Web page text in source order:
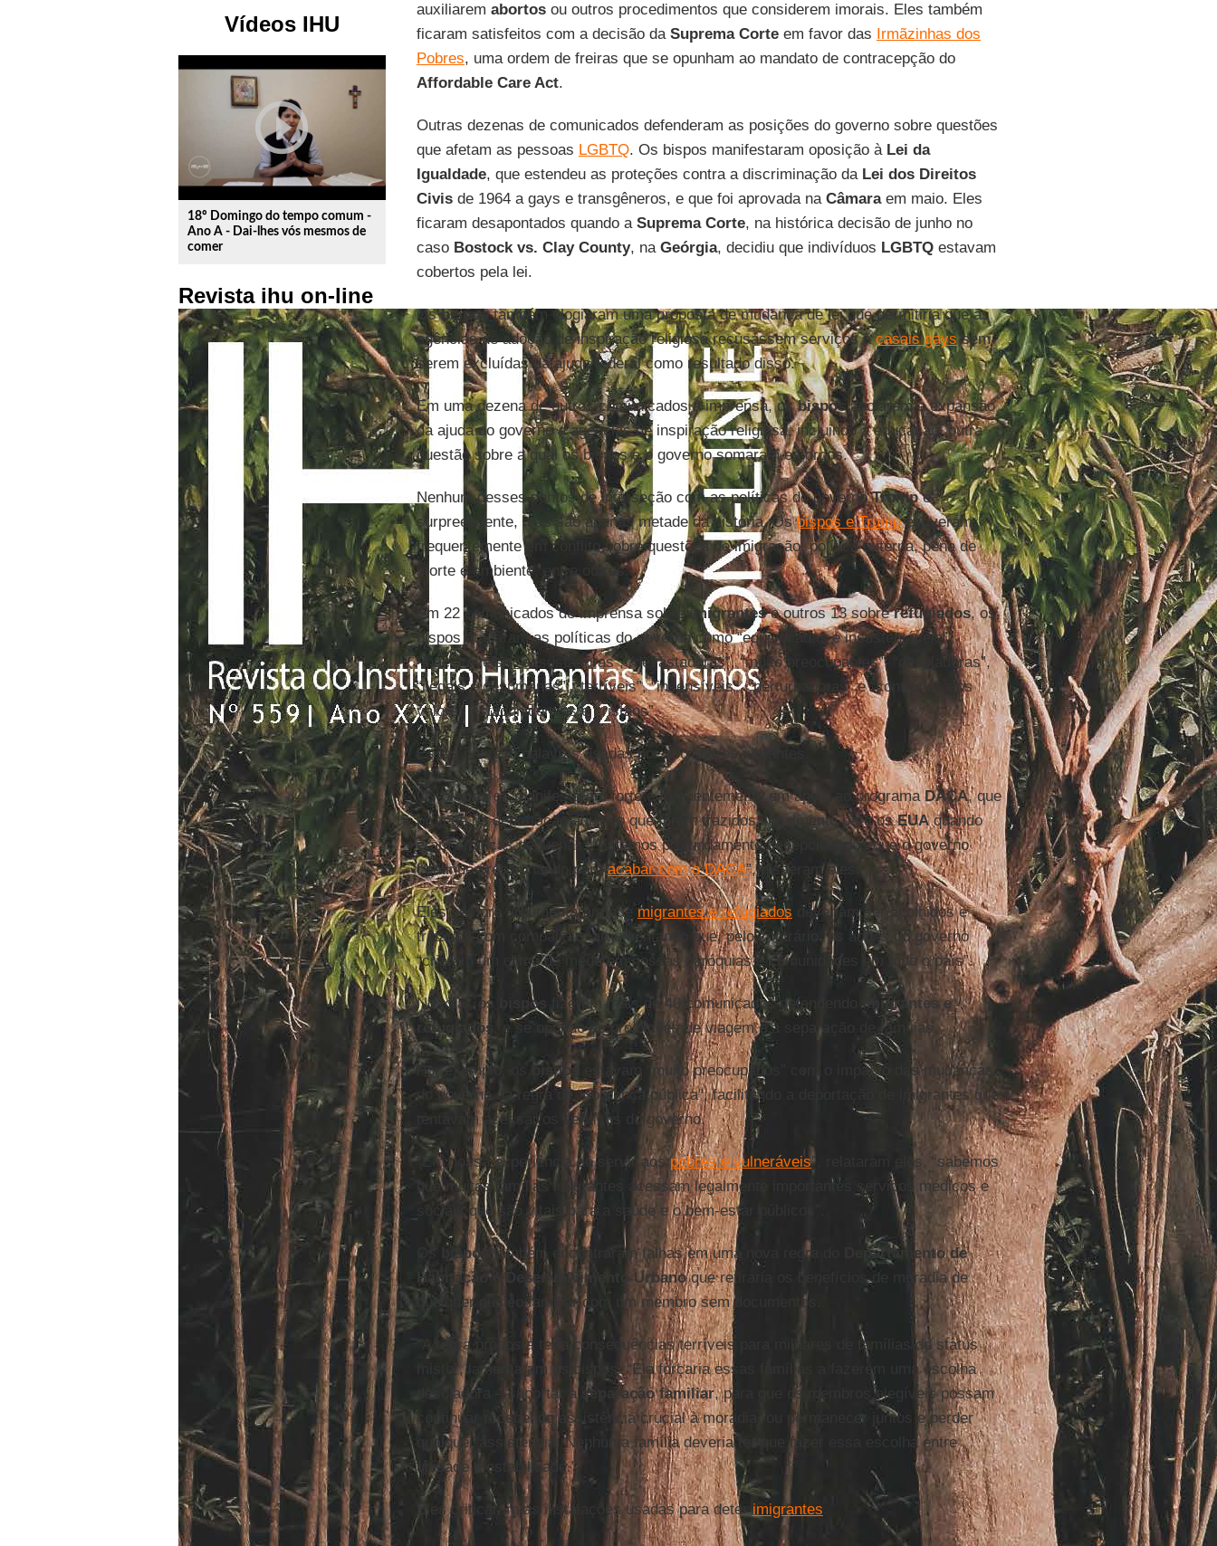
Vídeos IHU
play_circle_outline
18º Domingo do tempo comum -
Ano A - Dai-lhes vós mesmos de
comer
Revista ihu on-line
auxiliarem abortosou outros procedimentos que considerem imorais. Eles também
ficaram satisfeitos com a decisão da Suprema Corteem favor das Irmãzinhas dos
Pobres, uma ordem de freiras que se opunham ao mandato de contracepção do
Affordable Care Act.
Outras dezenas de comunicados defenderam as posições do governo sobre questões
que afetam as pessoas LGBTQ. Os bispos manifestaram oposição à Lei da
Igualdade, que estendeu as proteções contra a discriminação da Lei dos Direitos
Civisde 1964 a gays e transgêneros, e que foi aprovada na Câmaraem maio. Eles
ficaram desapontados quando a Suprema Corte, na histórica decisão de junho no
caso Bostock vs. Clay County, na Geórgia, decidiu que indivíduos LGBTQestavam
cobertos pela lei.
Osbispostambém elogiaram uma proposta de mudança de lei que permitiria que as
agências de adoção de inspiração religiosa recusassem serviços acasais gayssem
serem excluídas da ajuda federal como resultado disso.
Em uma dezena de outros comunicados à imprensa, osbisposapoiaram a expansão
da ajuda do governo a agências de inspiração religiosa, incluindo a educação, outra
questão sobre a qual os bispos e o governo somaram esforços.
Nenhum desses pontos de interseção com as políticas do governoTrumpé
surpreendente, mas são apenas metade da história. Osbispos e Trumpestiveram
frequentemente em conflito sobre questões de imigração, política externa, pena de
morte e ambiente, entre outras.
Em 22 comunicados de imprensa sobre imigrantese outros 13 sobrerefugiados, os
bispos atacaram as políticas do governo como “equivocadas e insustentáveis”,
“inaceitáveis”, “assustadoras”, “devastadoras”, “muito preocupantes”, “desoladoras”,
“ilegais e desumanas”, “terríveis”, “insensíveis”, “perturbadoras” e “contrárias aos
valores estadunidenses e cristãos”.
Essas não são palavras usadas por apoiadores vibrantes.
Os bisposse manifestaram forte e frequentemente em apoio ao programaDACA, que
protege da deportação aqueles que foram trazidos ilegalmente para osEUAquando
eram crianças pequenas. “Estamos profundamente decepcionados que o governo
continue pressionando paraacabar com o DACA”, disseram eles.
Eles sempre argumentaram quemigrantes e refugiados deveriam ser acolhidos e
tratados com compaixão, argumentando que, pelo contrário, as ações do governo
“criaram um clima de medo em nossas paróquias e comunidades em todo o país”.
No total, os bispos fizeram mais de 40 comunicados defendendo imigrantes e
refugiados
, e se opondo às proibições de viagem e à separação de famílias.
Por exemplo, os bispos
estavam “muito preocupados” com o impacto das mudanças
do governo na regra de “cobrança pública”, facilitando a deportação de imigrantes que
tentavam acessar os serviços do governo.
“Em nossa experiência de servir aospobres e vulneráveis”, relataram eles, “sabemos
que muitas famílias imigrantes acessam legalmente importantes serviços médicos e
sociais que são vitais para a saúde e o bem-estar públicos”.
bispos também encontraram falhas em uma nova regra do
Departamento de
Habitação e Desenvolvimento Urbanoque retiraria os benefícios de moradia de
qualquer núcleo familiar com um membro sem documentos.
“A regra proposta teria consequências terríveis para milhares de famílias de status
misto”, lamentaram os bispos. “Ela forçaria essas famílias a fazerem uma escolha
desoladora – suportar a separação familiar, para que os membros elegíveis possam
continuar recebendo assistência crucial à moradia, ou permanecer juntos e perder
qualquer assistência. Nenhuma família deveria ter que fazer essa escolha entre
unidade e estabilidade.”
Eles criticaram as instalações usadas para deterimigrantes